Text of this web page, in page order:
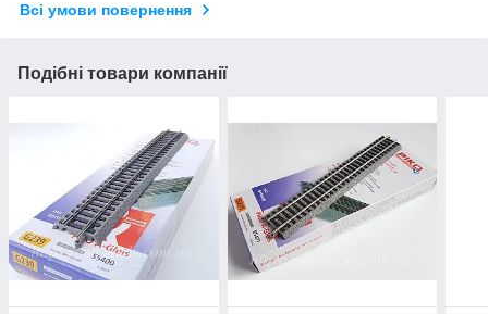
Всі умови повернення
Подібні товари компанії